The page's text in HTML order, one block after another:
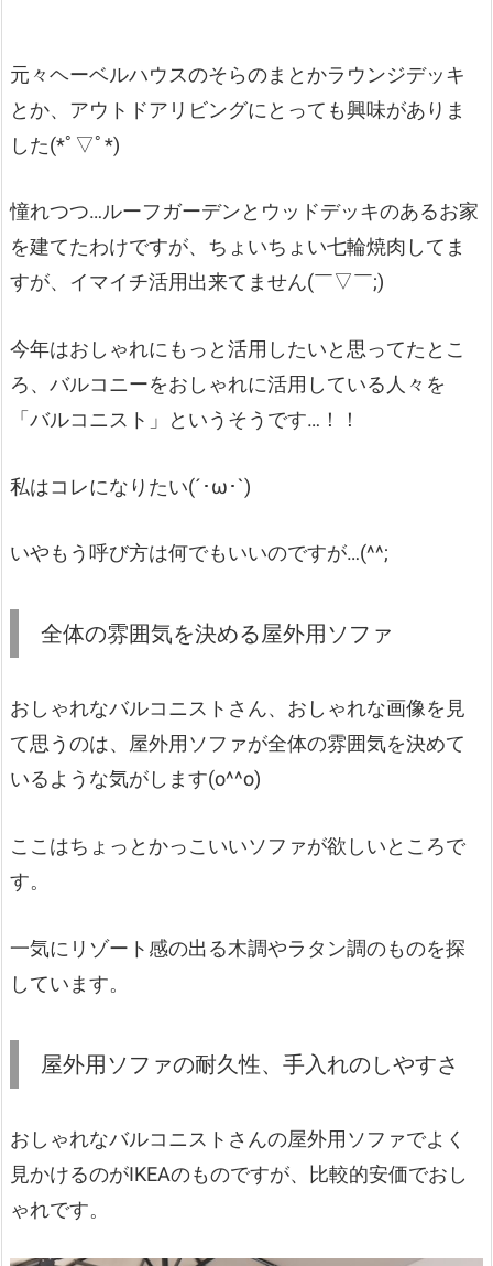
元々ヘーベルハウスのそらのまとかラウンジデッキ
とか、アウトドアリビングにとっても興味がありま
した(*ﾟ▽ﾟ*)
憧れつつ…ルーフガーデンとウッドデッキのあるお家
を建てたわけですが、ちょいちょい七輪焼肉してま
すが、イマイチ活用出来てません(￣▽￣;)
今年はおしゃれにもっと活用したいと思ってたとこ
ろ、バルコニーをおしゃれに活用している人々を
「バルコニスト」というそうです…！！
私はコレになりたい(´･ω･`)
いやもう呼び方は何でもいいのですが…(^^;
全体の雰囲気を決める屋外用ソファ
おしゃれなバルコニストさん、おしゃれな画像を見
て思うのは、屋外用ソファが全体の雰囲気を決めて
いるような気がします(o^^o)
ここはちょっとかっこいいソファが欲しいところで
す。
一気にリゾート感の出る木調やラタン調のものを探
しています。
屋外用ソファの耐久性、手入れのしやすさ
おしゃれなバルコニストさんの屋外用ソファでよく
見かけるのがIKEAのものですが、比較的安価でおし
ゃれです。